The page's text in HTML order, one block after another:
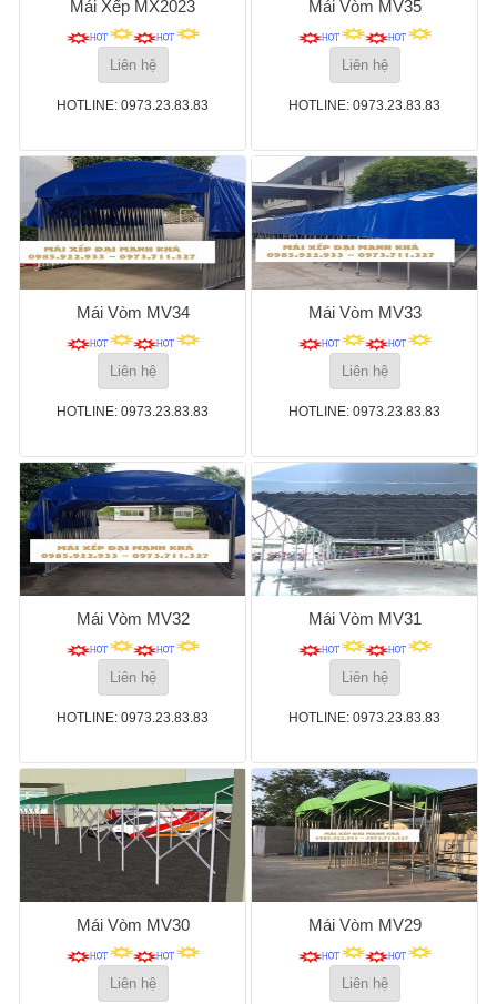
Mái Xếp MX2023
Liên hệ
HOTLINE: 0973.23.83.83
Mái Vòm MV35
Liên hệ
HOTLINE: 0973.23.83.83
Mái Vòm MV34
Liên hệ
HOTLINE: 0973.23.83.83
Mái Vòm MV33
Liên hệ
HOTLINE: 0973.23.83.83
Mái Vòm MV32
Liên hệ
HOTLINE: 0973.23.83.83
Mái Vòm MV31
Liên hệ
HOTLINE: 0973.23.83.83
Mái Vòm MV30
Liên hệ
Mái Vòm MV29
Liên hệ